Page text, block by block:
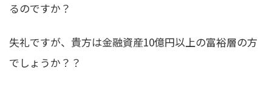
るのですか？
失礼ですが、貴方は金融資産10億円以上の富裕層の方
でしょうか？？